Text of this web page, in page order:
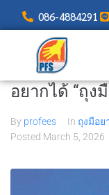
086-4884291
อยากได้ “ถุง
By profees In ถุงมือย
Posted March 5, 2026